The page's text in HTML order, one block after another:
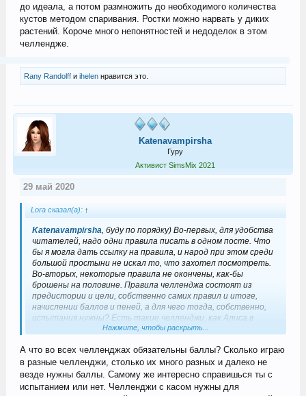
до идеала, а потом размножить до необходимого количества
кустов методом спаривания. Ростки можно нарвать у диких
растений. Короче много непонятностей и недоделок в этом
челлендже.
Rany Randolffи ihelenнравится это.
Katenavampirsha
Гуру
Активист SimsMix 2021
29 май 2020
Lora сказал(а): ↑
Katenavampirsha, буду по порядку) Во-первых, для удобства
читателей, надо одни правила писать в одном посте. Что
бы я могла дать ссылку на правила, и народ при этом среди
большой простыни не искал то, что захотел посмотреть.
Во-вторых, некоторые правила не окончены, как-бы
брошены на половине. Правила челленджа состоят из
предистории и цели, собственно самих правил и итоге,
начислении баллов и пеней, а для чего тогда, собственно,
испытания нужны? Есть такие челленджи, как Алиса в
стране чудес, которые не требуют заключительной части,
(выполнения определенных правил в каждом поколении).
Теперь по порядку
1.Чем могу вам помочь?
Чье авторство? Как-то сжато и на, мой взгляд, не
Нажмите, чтобы раскрыть...
А что во всех челленджах обязательны баллы? Сколько играю
в разные челленджи, столько их много разных и далеко не
везде нужны баллы. Самому же интересно справишься ты с
испытанием или нет. Челленджи с касом нужны для